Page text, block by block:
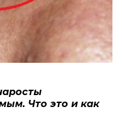
Что это и как